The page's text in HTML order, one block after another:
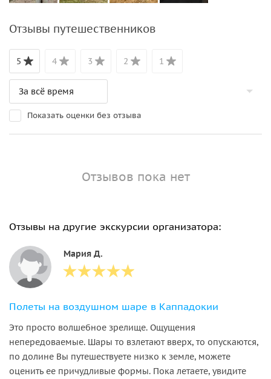
Отзывы путешественников
5 4 3 2 1
Показать оценки без отзыва
Отзывов пока нет
Отзывы на другие экскурсии организатора:
Мария Д.
Полеты на воздушном шаре в Каппадокии
Это просто волшебное зрелище. Ощущения
непередоваемые. Шары то взлетают вверх, то опускаются,
по долине Вы путешествуете низко к земле, можете
оценить ее причудливые формы. Пока летаете, увидите